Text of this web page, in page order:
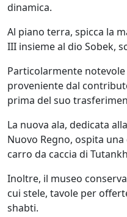
dinamica.
Al piano terra, spicca la
III insieme al dio Sobek,
Particolarmente
proveniente dal
prima del suo
La nuova ala, dedicata
Nuovo Regno, ospita
carro da caccia di
Inoltre, il museo
cui stele, tavole per
shabti.